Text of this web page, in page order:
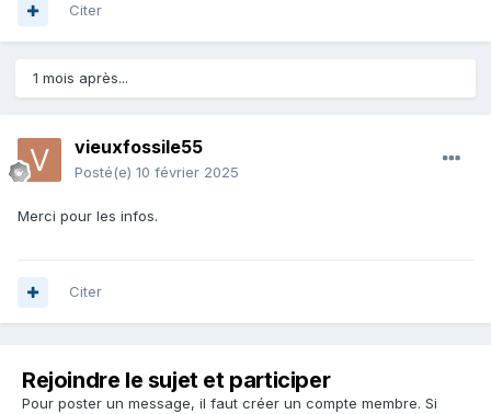
Citer
1 mois après...
vieuxfossile55
Posté(e) 10 février 2025
Merci pour les infos.
Citer
Rejoindre le sujet et participer
Pour poster un message, il faut créer un compte membre. Si